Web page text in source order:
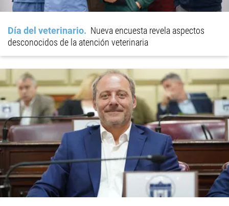
Día del veterinario
Nueva encuesta revela aspectos
desconocidos de la atención veterinaria